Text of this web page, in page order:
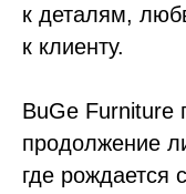
к деталям,
к клиенту.
BuGe Furniture
продолжение
где рождается